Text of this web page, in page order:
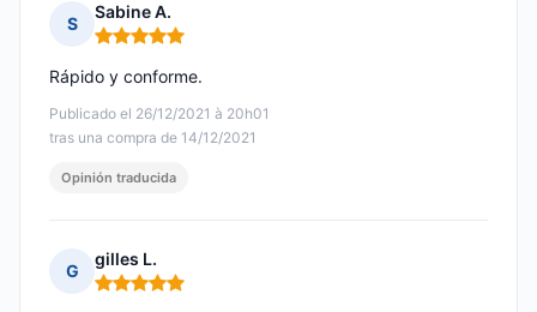
S
Sabine A.
Nota: 5 de 5
Publicado el 26/12/2021 à 20h01
tras una compra de 14/12/2021
Rápido y conforme.
Opinión traducida
G
gilles L.
Nota: 5 de 5